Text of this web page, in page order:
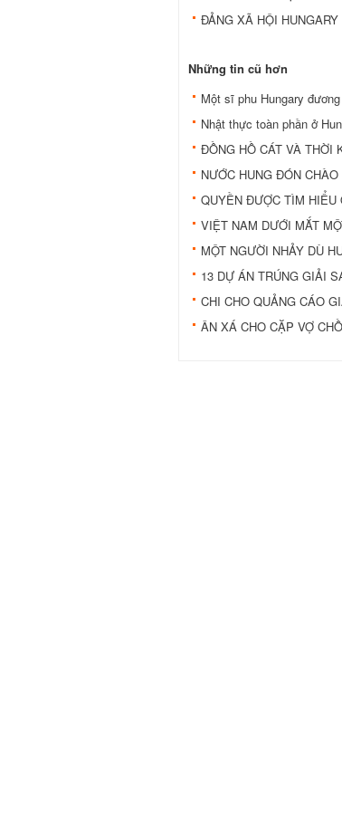
ĐẢNG XÃ HỘI
Những tin cũ hơn
Một sĩ phu Hungary
Nhật thực toàn phần ở
ĐỒNG HỒ CÁT VÀ THỜI
NƯỚC HUNG ĐÓN
QUYỀN ĐƯỢC TÌM HIỂU
VIỆT NAM DƯỚI MẮT
MỘT NGƯỜI NHẢY DÙ
13 DỰ ÁN TRÚNG GIẢI
CHI CHO QUẢNG CÁO
ÂN XÁ CHO CẶP VỢ